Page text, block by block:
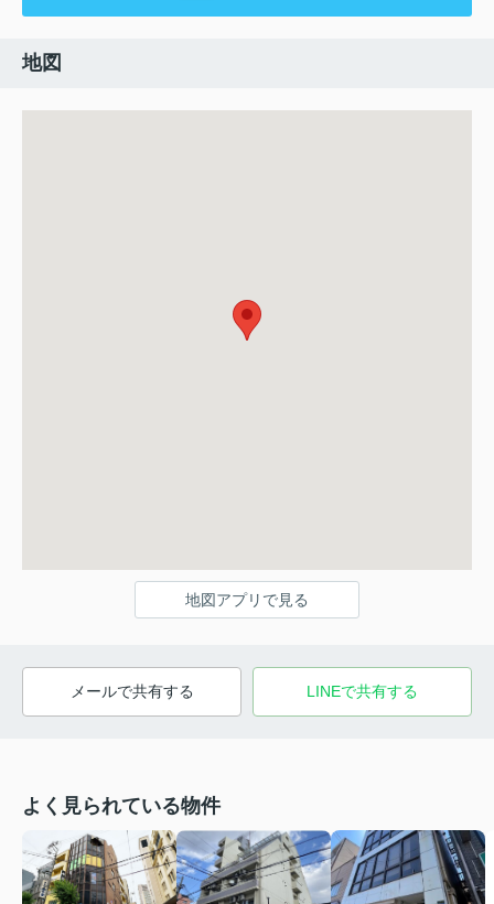
地図
地図アプリで見る
メールで共有する LINEで共有する
よく見られている物件